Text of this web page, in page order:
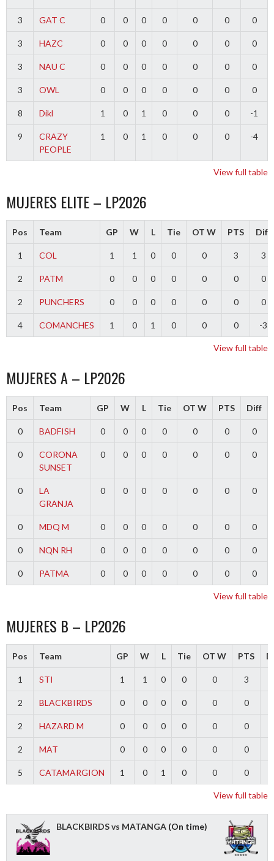
3 GAT C 0 0 0 0 0 0 0
3 HAZC 0 0 0 0 0 0 0
3 NAU C 0 0 0 0 0 0 0
3 OWL 0 0 0 0 0 0 0
8 Dikl 1 0 1 0 0 0 -1
9
CRAZY
PEOPLE
1 0 1 0 0 0 -4
View full table
MUJERES ELITE – LP2026
Pos Team GP W L Tie OT W PTS Diff
1 COL 1 1 0 0 0 3 3
2 PATM 0 0 0 0 0 0 0
2 PUNCHERS 0 0 0 0 0 0 0
4 COMANCHES 1 0 1 0 0 0 -3
View full table
MUJERES A – LP2026
Pos Team GP W L Tie OT W PTS Diff
0 BADFISH 0 0 0 0 0 0 0
0
CORONA
SUNSET
0 0 0 0 0 0 0
0
LA
GRANJA
0 0 0 0 0 0 0
0 MDQ M 0 0 0 0 0 0 0
0 NQN RH 0 0 0 0 0 0 0
0 PATMA 0 0 0 0 0 0 0
View full table
MUJERES B – LP2026
Pos Team GP W L Tie OT W PTS
1 STI 1 1 0 0 0 3
2 BLACKBIRDS 0 0 0 0 0 0
2 HAZARD M 0 0 0 0 0 0
2 MAT 0 0 0 0 0 0
5 CATAMARGION 1 0 1 0 0 0
View full table
BLACKBIRDS vs MATANGA (On time)